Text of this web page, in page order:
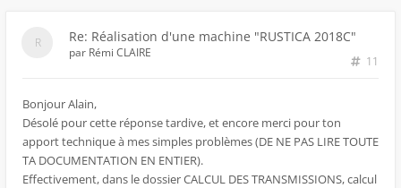
Re: Réalisation d'une machine "RUSTICA 2018C"
11
par Rémi CLAIRE
Bonjour Alain,
Désolé pour cette réponse tardive, et encore merci pour ton
apport technique à mes simples problèmes (DE NE PAS LIRE TOUTE
TA DOCUMENTATION EN ENTIER).
Effectivement, dans le dossier CALCUL DES TRANSMISSIONS, calcul